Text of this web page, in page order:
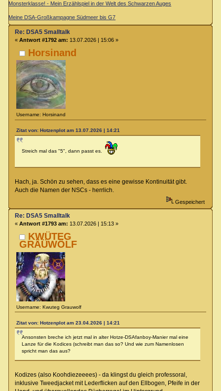
Monsterklasse! - Mein Erzählspiel in der Welt des Schwarzen Auges
Meine DSA-Großkampagne Südmeer bis G7
Horsinand
Username: Horsinand
Re: DSA5 Smalltalk
« Antwort #1792 am: 13.07.2026 | 15:06 »
Zitat von: Hotzenplot am 13.07.2026 | 14:21
Streich mal das "5", dann passt es.
Hach, ja. Schön zu sehen, dass es eine gewisse Kontinuität gibt.
Auch die Namen der NSCs - herrlich.
Gespeichert
KWÜTEG
GRÄÜWÖLF
Username: Kwuteg Grauwolf
Re: DSA5 Smalltalk
« Antwort #1793 am: 13.07.2026 | 15:13 »
Zitat von: Hotzenplot am 23.04.2026 | 14:21
Ansonsten breche ich jetzt mal in alter Hotze-DSAfanboy-Manier mal eine
Lanze für die Kodices (schreibt man das so? Und wie zum Namenlosen
spricht man das aus?
Kodizes (also Koohdiezeeees) - da klingst du gleich professoral,
inklusive Tweedjacket mit Lederflicken auf den Ellbogen, Pfeife in der